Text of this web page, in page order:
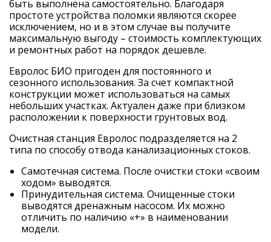
быть выполнена самостоятельно. Благодаря
простоте устройства поломки являются скорее
исключением, но и в этом случае вы получите
максимальную выгоду – стоимость комплектующих
и ремонтных работ на порядок дешевле.
Евролос БИО пригоден для постоянного и
сезонного использования. За счет компактной
конструкции может использоваться на самых
небольших участках. Актуален даже при близком
расположении к поверхности грунтовых вод.
Очистная станция Евролос подразделяется на 2
типа по способу отвода канализационных стоков.
Самотечная система. После очистки стоки «своим
ходом» выводятся.
Принудительная система. Очищенные стоки
выводятся дренажным насосом. Их можно
отличить по наличию «+» в наименовании
модели.